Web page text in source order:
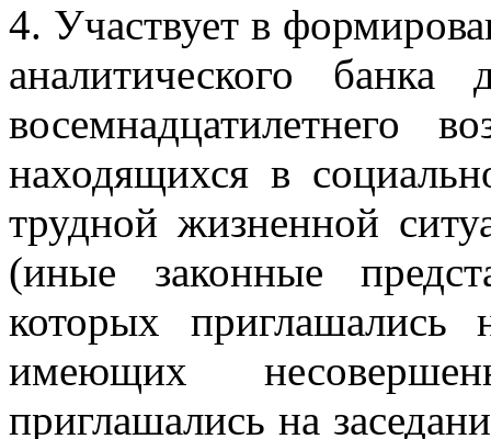
4. Участвует в
аналитического
восемнадцатилетнего
находящихся в
трудной жизненной
(иные законные
которых приглашались
имеющих
приглашались на